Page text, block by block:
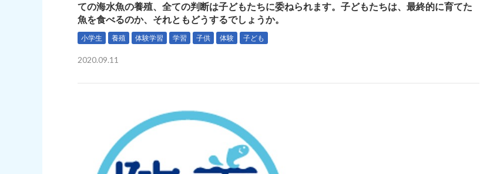
ての海水魚の養殖、全ての判断は子どもたちに委ねられます。子どもたちは、最終的に育てた
魚を食べるのか、それともどうするでしょうか。
小学生 養殖 体験学習 学習 子供 体験 子ども
2020.09.11